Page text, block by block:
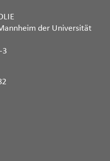
der Universität
3